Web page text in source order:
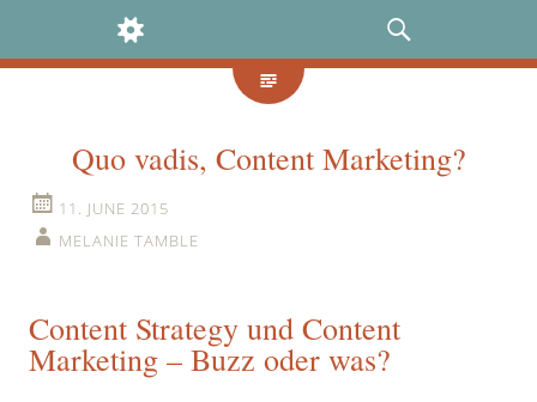
WIDGETS
SEARCH
Quo vadis, Content Marketing?
11. JUNE 2015
MELANIE TAMBLE
Content Strategy und Content
Marketing – Buzz oder was?